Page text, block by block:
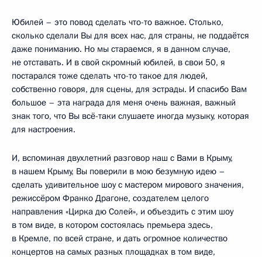
Юбилей – это повод сделать что-то важное. Столько,
сколько сделали Вы для всех нас, для страны, не поддаётся
даже пониманию. Но мы стараемся, я в данном случае,
не отставать. И в свой скромный юбилей, в свои 50, я
постарался тоже сделать что-то такое для людей,
собственно говоря, для сцены, для эстрады. И спасибо Вам
большое – эта награда для меня очень важная, важный
знак того, что Вы всё-таки слушаете иногда музыку, которая
для настроения.
И, вспоминая двухлетний разговор наш с Вами в Крыму,
в нашем Крыму, Вы поверили в мою безумную идею –
сделать удивительное шоу с мастером мирового значения,
режиссёром Франко Драгоне, создателем целого
направления «Цирка дю Солей», и объездить с этим шоу
в том виде, в котором состоялась премьера здесь,
в Кремле, по всей стране, и дать огромное количество
концертов на самых разных площадках в том виде,